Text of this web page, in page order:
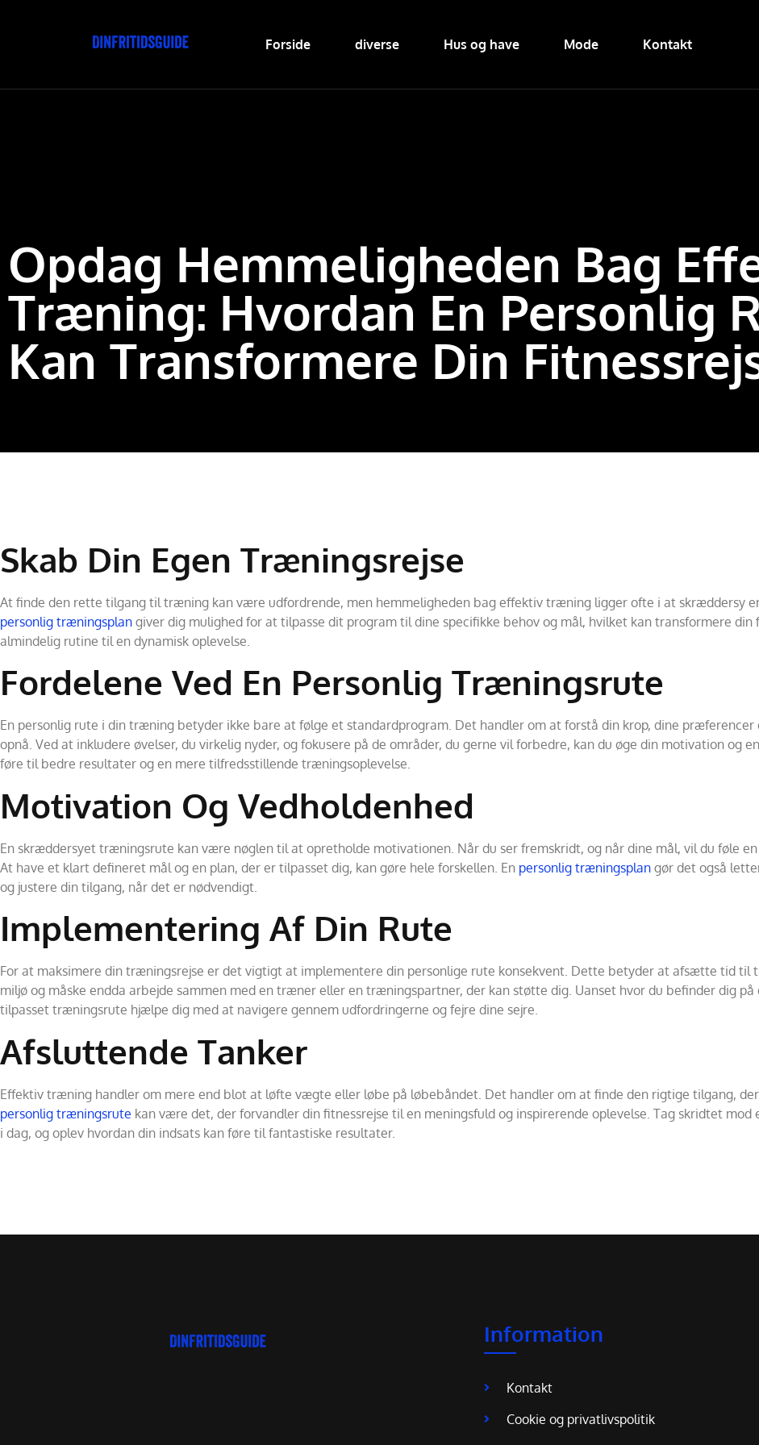
Forside diverse Hus og have Mode Kontakt
Opdag Hemmeligheden Bag
Træning: Hvordan En Personlig
Kan Transformere Din
Skab Din Egen Træningsrejse
At finde den rette tilgang til træning kan være udfordrende, men hemmeligheden bag effektiv træning ligger ofte i at skræddersy
personlig træningsplan giver dig mulighed for at tilpasse dit program til dine specifikke behov og mål, hvilket kan transformere din
almindelig rutine til en dynamisk oplevelse.
Fordelene Ved En Personlig Træningsrute
En personlig rute i din træning betyder ikke bare at følge et standardprogram. Det handler om at forstå din krop, dine præferencer
opnå. Ved at inkludere øvelser, du virkelig nyder, og fokusere på de områder, du gerne vil forbedre, kan du øge din motivation og
føre til bedre resultater og en mere tilfredsstillende træningsoplevelse.
Motivation Og Vedholdenhed
En skræddersyet træningsrute kan være nøglen til at opretholde motivationen. Når du ser fremskridt, og når dine mål, vil du føle
At have et klart defineret mål og en plan, der er tilpasset dig, kan gøre hele forskellen. En personlig træningsplan gør det også
og justere din tilgang, når det er nødvendigt.
Implementering Af Din Rute
For at maksimere din træningsrejse er det vigtigt at implementere din personlige rute konsekvent. Dette betyder at afsætte tid til
miljø og måske endda arbejde sammen med en træner eller en træningspartner, der kan støtte dig. Uanset hvor du befinder dig på
tilpasset træningsrute hjælpe dig med at navigere gennem udfordringerne og fejre dine sejre.
Afsluttende Tanker
Effektiv træning handler om mere end blot at løfte vægte eller løbe på løbebåndet. Det handler om at finde den rigtige tilgang,
personlig træningsrute kan være det, der forvandler din fitnessrejse til en meningsfuld og inspirerende oplevelse. Tag skridtet
i dag, og oplev hvordan din indsats kan føre til fantastiske resultater.
Information
Kontakt
Cookie og privatlivspolitik